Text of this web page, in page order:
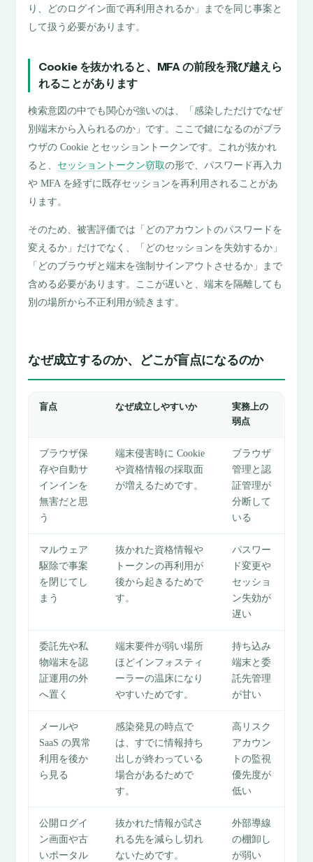
り、どのログイン面で再利用されるか」までを同じ事案と
して扱う必要があります。
Cookie を抜かれると、MFA の前段を飛び越えら
れることがあります
検索意図の中でも関心が強いのは、「感染しただけでなぜ
別端末から入られるのか」です。ここで鍵になるのがブラ
ウザの Cookie とセッショントークンです。これが抜かれ
ると、 セッショントークン窃取の形で、パスワード再入力
や MFA を経ずに既存セッションを再利用されることがあ
ります。
そのため、被害評価では「どのアカウントのパスワードを
変えるか」だけでなく、「どのセッションを失効するか」
「どのブラウザと端末を強制サインアウトさせるか」まで
含める必要があります。ここが遅いと、端末を隔離しても
別の場所から不正利用が続きます。
なぜ成立するのか、どこが盲点になるのか
盲点 なぜ成立しやすいか
実務上の
弱点
ブラウザ保
存や自動サ
インインを
無害だと思
う
端末侵害時に Cookie
や資格情報の採取面
が増えるためです。
ブラウザ
管理と認
証管理が
分断して
いる
マルウェア
駆除で事案
を閉じてし
まう
抜かれた資格情報や
トークンの再利用が
後から起きるためで
す。
パスワー
ド変更や
セッショ
ン失効が
遅い
委託先や私
物端末を認
証運用の外
へ置く
端末要件が弱い場所
ほどインフォスティ
ーラーの温床になり
やすいためです。
持ち込み
端末と委
託先管理
が甘い
メールや
SaaS の異常
利用を後か
ら見る
感染発見の時点で
は、すでに情報持ち
出しが終わっている
場合があるためで
す。
高リスク
アカウン
トの監視
優先度が
低い
公開ログイ
ン画面や古
いポータル
抜かれた情報が試さ
れる先を減らし切れ
ないためです。
外部導線
の棚卸し
が弱い